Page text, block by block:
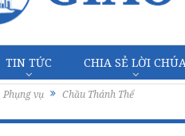
TIN TỨC CHIA SẺ LỜI
Phụng vụ Chầu Thánh Thể